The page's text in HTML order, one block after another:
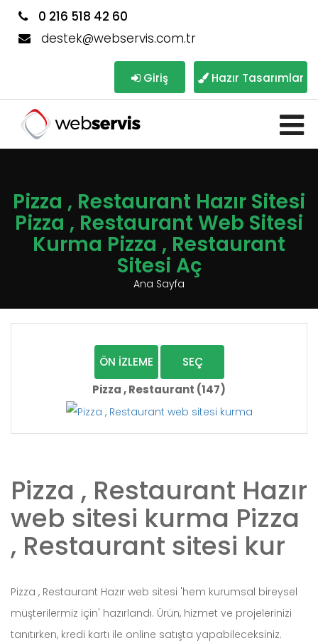
0 216 518 42 60
destek@webservis.com.tr
Hazır Tasarımlar
Giriş
Pizza , Restaurant Hazır Sitesi
Pizza , Restaurant Web Sitesi
Kurma Pizza , Restaurant
Sitesi Aç
Ana Sayfa
ÖN İZLEME
SEÇ
Pizza , Restaurant (147)
Pizza , Restaurant Hazır
web sitesi kurma Pizza
, Restaurant sitesi kur
Pizza , Restaurant Hazır web sitesi 'hem kurumsal bireysel
müşterilermiz için' hazırlandı. Ürün, hizmet ve projelerinizi
tanıtırken, kredi kartı ile online satışta yapabileceksiniz.